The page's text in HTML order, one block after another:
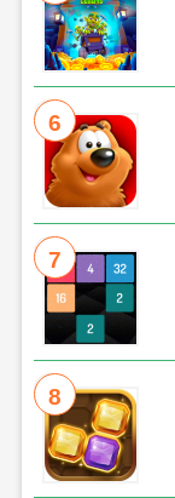
6
7
8